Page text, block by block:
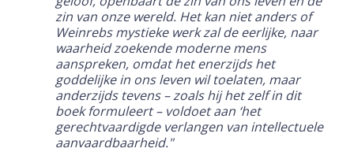
zin van onze wereld. Het kan niet anders of
Weinrebs mystieke werk zal de eerlijke, naar
waarheid zoekende moderne mens
aanspreken, omdat het enerzijds het
goddelijke in ons leven wil toelaten, maar
anderzijds tevens–zoals hij het zelf in dit
boek formuleert–voldoet aan ‘het
gerechtvaardigde verlangen van intellectuele
aanvaardbaarheid."